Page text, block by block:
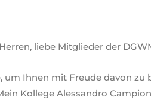
liebe Mitglieder der
um Ihnen mit Freude davon zu
Kollege Alessandro